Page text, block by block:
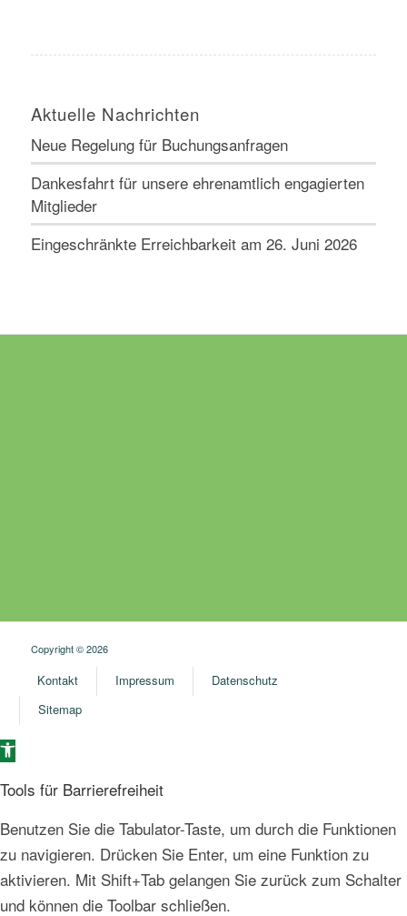
Aktuelle Nachrichten
Neue Regelung für Buchungsanfragen
Dankesfahrt für unsere ehrenamtlich engagierten
Mitglieder
Eingeschränkte Erreichbarkeit am 26. Juni 2026
Copyright © 2026
Kontakt Impressum
Datenschutz
Sitemap
Open toolbar
Tools für Barrierefreiheit
Benutzen Sie die Tabulator-Taste, um durch die Funktionen
zu navigieren. Drücken Sie Enter, um eine Funktion zu
aktivieren. Mit Shift+Tab gelangen Sie zurück zum Schalter
und können die Toolbar schließen.